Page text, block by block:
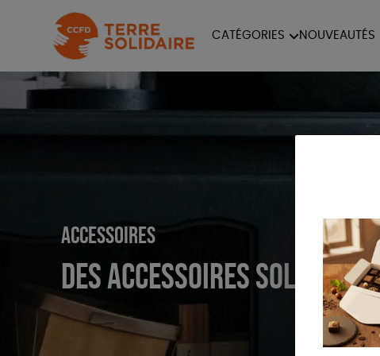
CATÉGORIES
PAPETERIE
NOUVEAUTÉS
Accessoires
Des accessoires solidaires